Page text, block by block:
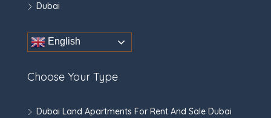
Dubai
English
Choose Your Type
Dubai Land Apartments For Rent And Sale Dubai